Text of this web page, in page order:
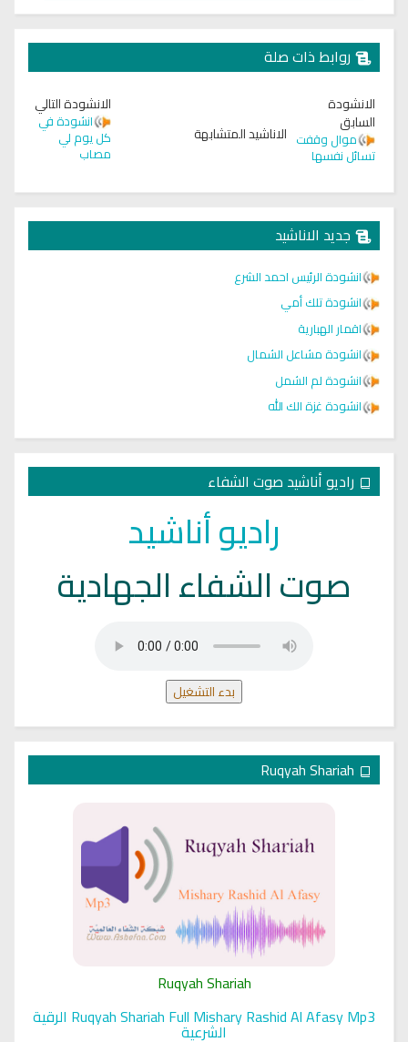
روابط ذات صلة
الانشودة
السابق
موال وقفت
تسائل نفسها
الاناشيد المتشابهة
الانشودة التالي
انشودة في
كل يوم لي
مصاب
جديد الاناشيد
انشودة الرئيس احمد الشرع
انشودة تلك أمي
اقمار الهبارية
انشودة مشاعل الشمال
انشودة لم الشمل
انشودة غزة الك الله
راديو أناشيد صوت الشفاء
راديو أناشيد
صوت الشفاء الجهادية
بدء التشغيل
Ruqyah Shariah
Ruqyah Shariah Full Mishary Rashid Al Afasy Mp3 الرقية
الشرعية